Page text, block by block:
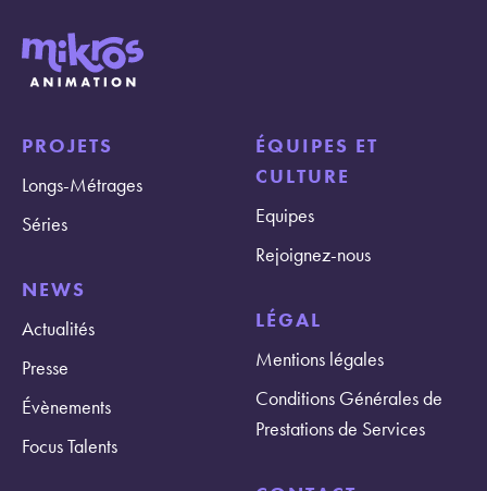
PROJETS
Longs-Métrages
Séries
NEWS
Actualités
Presse
Évènements
Focus Talents
ÉQUIPES ET
CULTURE
Equipes
Rejoignez-nous
LÉGAL
Mentions légales
Conditions Générales de
Prestations de Services